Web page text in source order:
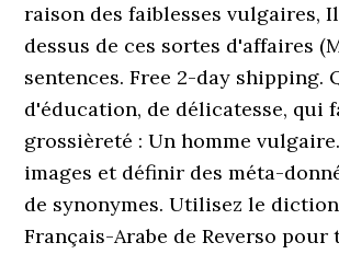
raison des faiblesses vulgaires,
dessus de ces sortes d'affaires
sentences. Free 2-day shipping.
d'éducation, de délicatesse, qui
grossièreté : Un homme
images et définir des méta-
de synonymes. Utilisez le
Français-Arabe de Reverso